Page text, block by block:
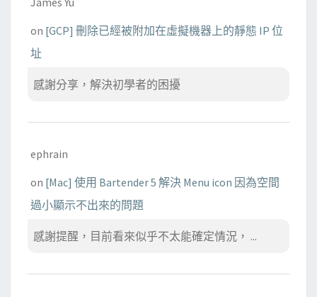
on [GCP] 刪除已經被附加在虛擬機器上的靜態 IP 位
址
感謝分享，解決初學者的困擾
ephrain
on [Mac] 使用 Bartender 5 解決 Menu icon 因為空間
過小顯示不出來的問題
感謝提醒，目前看來似乎不太能確定情況， ...